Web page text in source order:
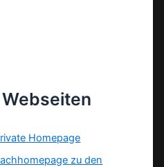
Homepage
zu den